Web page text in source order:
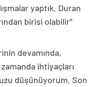
yaptık. Duran
birisi olabilir”
devamında,
ihtiyaçları
düşünüyorum. Son